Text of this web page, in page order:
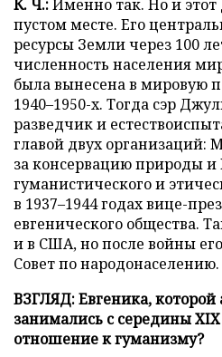
К. Ч.:Именно так. Но и этот
пустом месте. Его
ресурсы Земли через 100
численность населения
была вынесена в мировую
1940–1950-х. Тогда сэр
разведчик и
главой двух организаций:
за консервацию природы
гуманистического и
в 1937–1944 годах вице-
евгенического общества.
и в США, но после войны
Совет по народонаселению.
ВЗГЛЯД: Евгеника, которой
занимались с середины
отношение к гуманизму?